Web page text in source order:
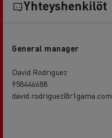
Yhteyshenkilöt
General manager
David Rodriguez
958446688
david.rodriguez@r1gama.com